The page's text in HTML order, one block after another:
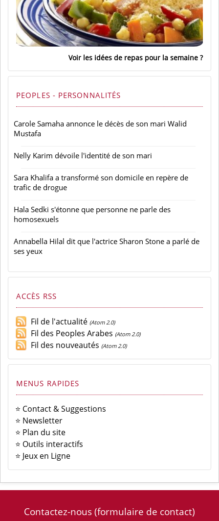
Voir les idées de repas pour la semaine
PEOPLES - PERSONNALITÉS
Carole Samaha annonce le décès de son mari Walid
Mustafa
Nelly Karim dévoile l'identité de son mari
Sara Khalifa a transformé son domicile en repère de
trafic de drogue
Hala Sedki s'étonne que personne ne parle des
homosexuels
Annabella Hilal dit que l'actrice Sharon Stone a parlé de
ses yeux
ACCÈS RSS
Fil de l'actualité (Atom 2.0)
Fil des Peoples Arabes (Atom 2.0)
Fil des nouveautés (Atom 2.0)
MENUS RAPIDES
⭐ Contact & Suggestions
⭐ Newsletter
⭐ Plan du site
⭐ Outils interactifs
⭐ Jeux en Ligne
Contactez-nous(formulaire de contact)